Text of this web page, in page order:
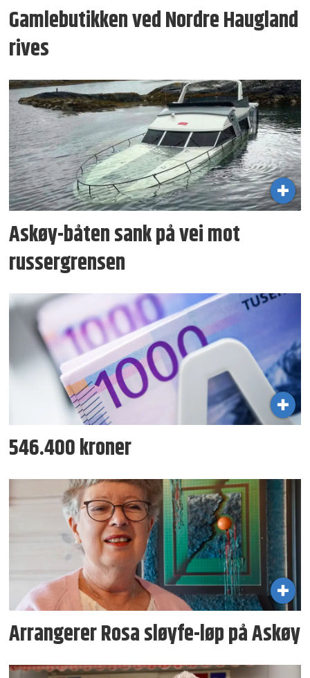
Gamlebutikken ved Nordre Haugland
rives
Askøy-båten sank på vei mot
russergrensen
546.400 kroner
Arrangerer Rosa sløyfe-løp på Askøy